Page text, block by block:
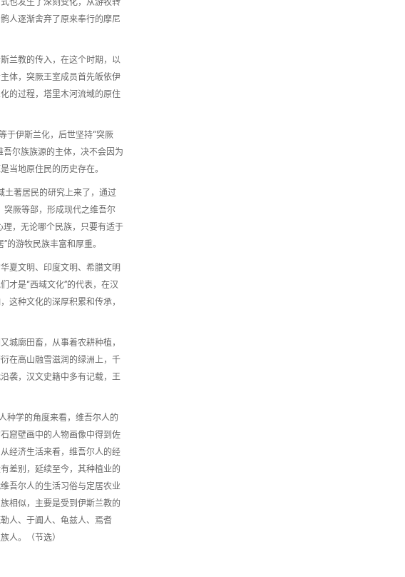
也发生了深刻变化，从游牧转
人逐渐舍弃了原来奉行的摩尼
兰教的传入，在这个时期，以
体，突厥王室成员首先皈依伊
的过程，塔里木河流域的原住
于伊斯兰化，后世坚持“突厥
尔族族源的主体，决不会因为
当地原住民的历史存在。
土著居民的研究上来了，通过
突厥等部，形成现代之维吾尔
，无论哪个民族，只要有适于
游牧民族丰富和厚重。
夏文明、印度文明、希腊文明
才是“西域文化”的代表，在汉
这种文化的深厚积累和传承，
城廓田畜，从事着农耕种植，
在高山融雪滋润的绿洲上，千
袭，汉文史籍中多有记载，王
种学的角度来看，维吾尔人的
窟壁画中的人物画像中得到佐
经济生活来看，维吾尔人的经
差别，延续至今，其种植业的
吾尔人的生活习俗与定居农业
相似，主要是受到伊斯兰教的
人、于阗人、龟兹人、焉耆
人。（节选）